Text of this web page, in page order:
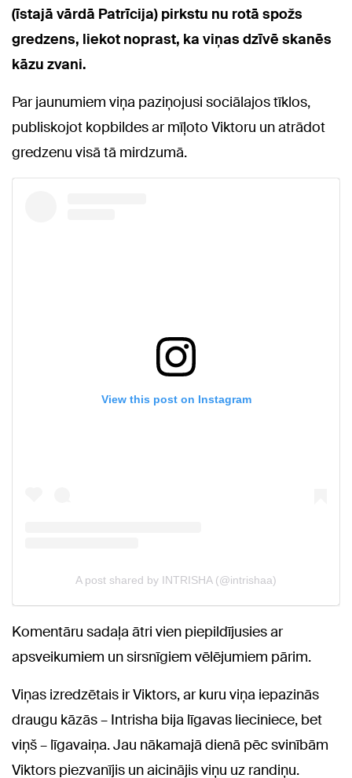
(īstajā vārdā Patrīcija) pirkstu nu rotā spožs
gredzens, liekot noprast, ka viņas dzīvē skanēs
kāzu zvani.
Par jaunumiem viņa paziņojusi sociālajos tīklos,
publiskojot kopbildes ar mīļoto Viktoru un atrādot
gredzenu visā tā mirdzumā.
Komentāru sadaļa ātri vien piepildījusies ar
apsveikumiem un sirsnīgiem vēlējumiem pārim.
Viņas izredzētais ir Viktors, ar kuru viņa iepazinās
draugu kāzās – Intrisha bija līgavas lieciniece, bet
viņš – līgavaiņa. Jau nākamajā dienā pēc svinībām
Viktors piezvanījis un aicinājis viņu uz randiņu.